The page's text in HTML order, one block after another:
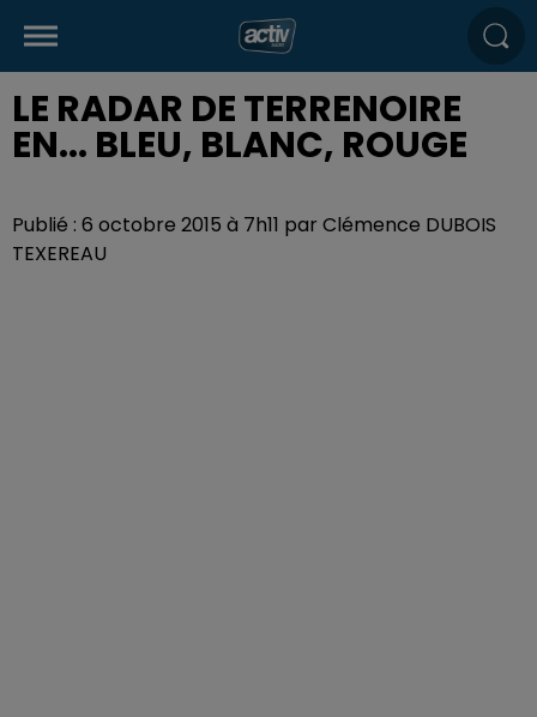
LE RADAR DE TERRENOIRE
EN... BLEU, BLANC, ROUGE
Publié : 6 octobre 2015 à 7h11 par Clémence DUBOIS
TEXEREAU